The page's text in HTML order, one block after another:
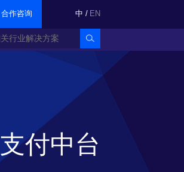
合作咨询 中 / EN
支付中台